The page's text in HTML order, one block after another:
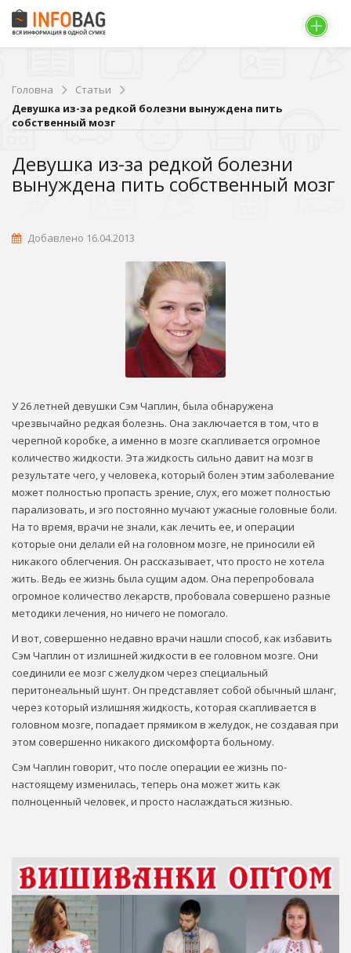
Головна
Статьи
Девушка из-за редкой болезни вынуждена пить
собственный мозг
Девушка из-за редкой болезни
вынуждена пить собственный мозг
Добавлено 16.04.2013
У 26 летней девушки Сэм Чаплин, была обнаружена
чрезвычайно редкая болезнь. Она заключается в том, что в
черепной коробке, а именно в мозге скапливается огромное
количество жидкости. Эта жидкость сильно давит на мозг в
результате чего, у человека, который болен этим заболевание
может полностью пропасть зрение, слух, его может полностью
парализовать, и эго постоянно мучают ужасные головные боли.
На то время, врачи не знали, как лечить ее, и операции
которые они делали ей на головном мозге, не приносили ей
никакого облегчения. Он рассказывает, что просто не хотела
жить. Ведь ее жизнь была сущим адом. Она перепробовала
огромное количество лекарств, пробовала совершено разные
методики лечения, но ничего не помогало.
И вот, совершенно недавно врачи нашли способ, как избавить
Сэм Чаплин от излишней жидкости в ее головном мозге. Они
соединили ее мозг с желудком через специальный
перитонеальный шунт. Он представляет собой обычный шланг,
через который излишняя жидкость, которая скапливается в
головном мозге, попадает прямиком в желудок, не создавая при
этом совершенно никакого дискомфорта больному.
Сэм Чаплин говорит, что после операции ее жизнь по-
настоящему изменилась, теперь она может жить как
полноценный человек, и просто наслаждаться жизнью.